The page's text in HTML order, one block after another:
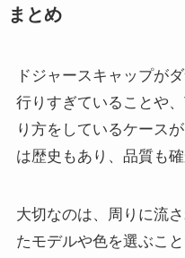
まとめ
ドジャースキャップが
行りすぎていることや
り方をしているケース
は歴史もあり、品質も
大切なのは、周りに流
たモデルや色を選ぶこ